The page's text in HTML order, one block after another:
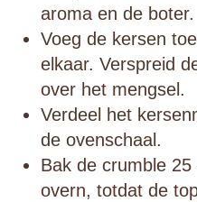
aroma en de boter.
Voeg de kersen
elkaar. Verspreid
over het mengsel.
Verdeel het
de ovenschaal.
Bak de crumble
overn, totdat de